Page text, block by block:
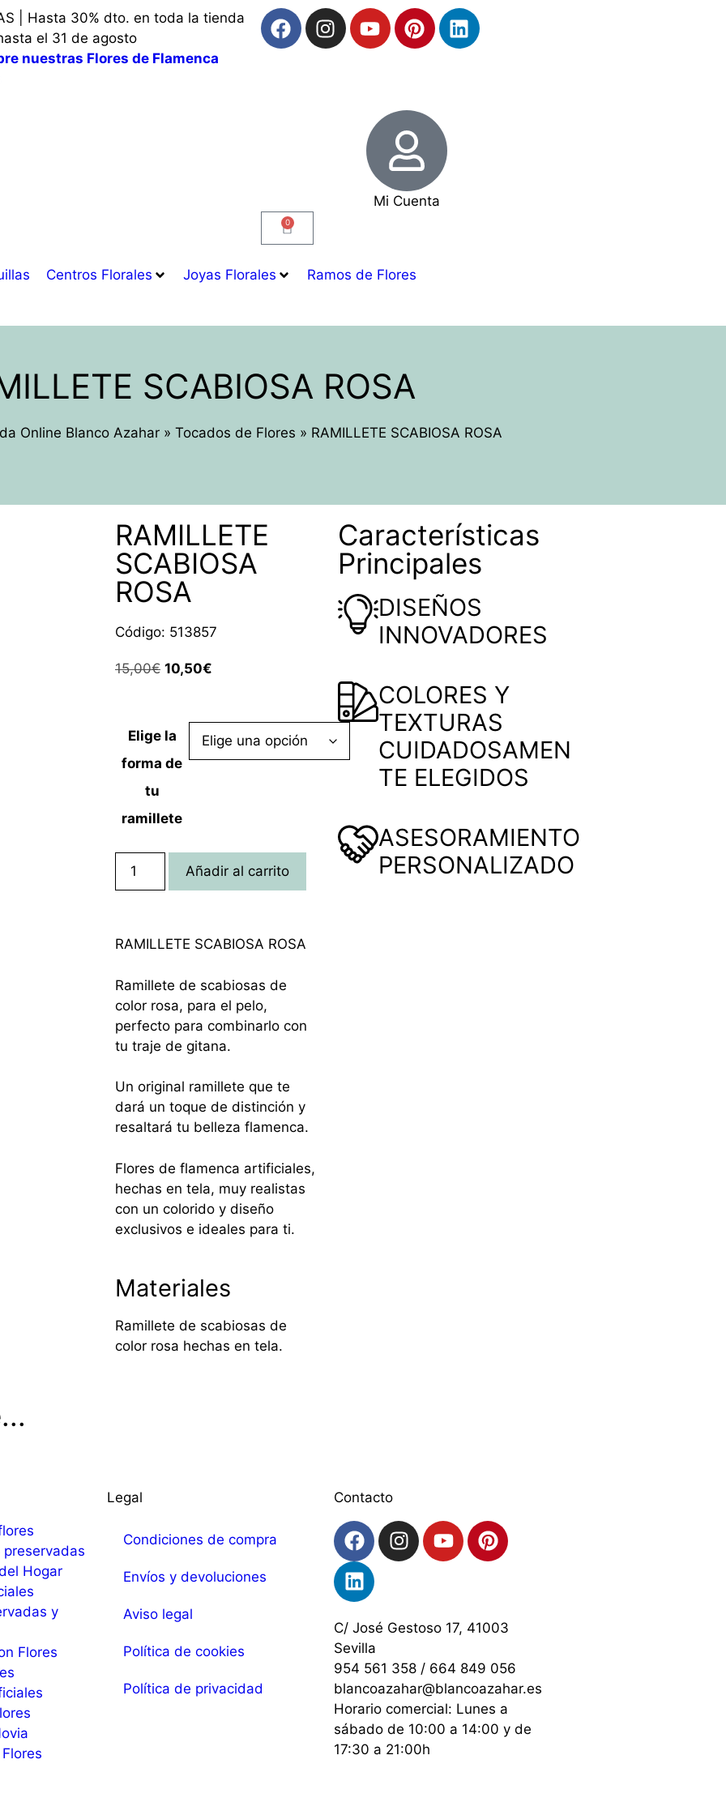
| Hasta 30% dto. en toda la tienda
el 31 de agosto
nuestras Flores de Flamenca
Mi Cuenta
0
Centros Florales Joyas Florales
Ramos de Flores
SCABIOSA ROSA
Online Blanco Azahar» Tocados de Flores » RAMILLETE SCABIOSA ROSA
RAMILLETE
SCABIOSA
ROSA
Código: 513857
15,00€ 10,50€
Elige la
forma de
tu
ramillete
Añadir al carrito
RAMILLETE SCABIOSA ROSA
Ramillete de scabiosas de
color rosa, para el pelo,
perfecto para combinarlo con
tu traje de gitana.
Un original ramillete que te
dará un toque de distinción y
resaltará tu belleza flamenca.
Flores de flamenca artificiales,
hechas en tela, muy realistas
con un colorido y diseño
exclusivos e ideales para ti.
Materiales
Ramillete de scabiosas de
color rosa hechas en tela.
Características
Principales
DISEÑOS
INNOVADORES
COLORES Y
TEXTURAS
CUIDADOSAMEN
TE ELEGIDOS
ASESORAMIENTO
PERSONALIZADO
Hogar
y
Flores
Legal
Condiciones de compra
Envíos y devoluciones
Aviso legal
Política de cookies
Política de privacidad
Contacto
C/ José Gestoso 17, 41003
Sevilla
954 561 358 / 664 849 056
blancoazahar@blancoazahar.es
Horario comercial: Lunes a
sábado de 10:00 a 14:00 y de
17:30 a 21:00h